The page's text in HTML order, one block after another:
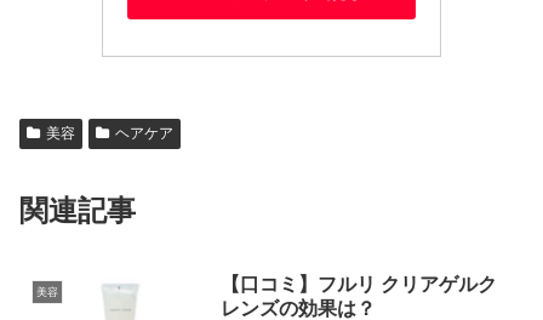
美容 ヘアケア
関連記事
美容
【口コミ】フルリ クリアゲルク
レンズの効果は？